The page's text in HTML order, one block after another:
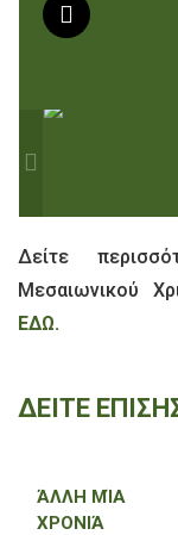
Δείτε
Μεσαιωνικού
ΕΔΩ.
ΔΕΙΤΕ
ΆΛΛΗ ΜΊΑ
ΧΡΟΝΙΆ